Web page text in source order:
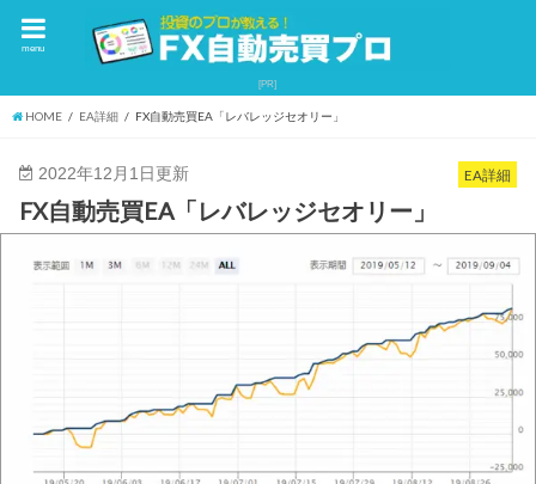
menu
HOME EA詳細 FX自動売買EA「レバレッジセオリー」
EA詳細
2022年12月1日更新
FX自動売買EA「レバレッジセオリー」